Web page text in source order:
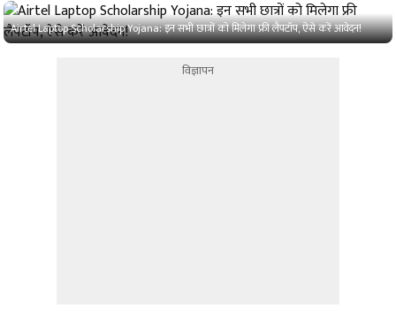
Airtel Laptop Scholarship Yojana: इन सभी छात्रों को मिलेगा फ्री लैपटॉप, ऐसे करें आवेदन!
विज्ञापन